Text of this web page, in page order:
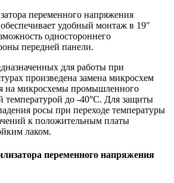
переменного напряжения
удобный монтаж в 19"
одностороннего
передней панели.
для работы при
произведена замена микросхем
на микросхемы промышленного
температурой до -40°C. Для защиты
росы при переходе температуры
к положительным платы
лаком.
переменного напряжения